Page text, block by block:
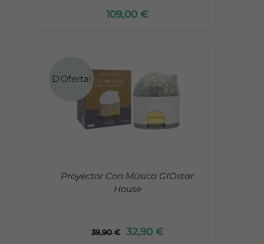
109,00€
D'Oferta!
Proyector Con Música GIOstar
House
39,90€ 32,90 €